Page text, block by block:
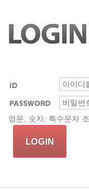
영문, 숫자, 특수문자